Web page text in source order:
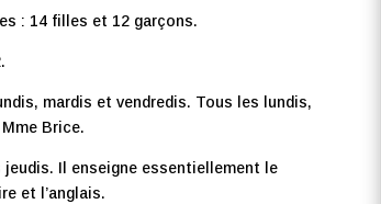
: 14 filles et 12 garçons.
mardis et vendredis. Tous les lundis,
Brice.
Il enseigne essentiellement le
et l’anglais.